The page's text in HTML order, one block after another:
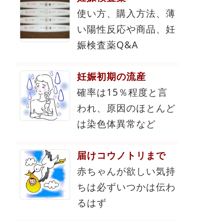
使い方、購入方法、薄
い陽性反応や商品、妊
娠検査薬Q&A
妊娠初期の流産
確率は15％程度と言
われ、原因のほとんど
は染色体異常など
届けコウノトリまで
赤ちゃんが欲しい気持
ちは必ずいつかは伝わ
るはず